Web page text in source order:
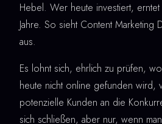
Hebel. Wer heute investiert,
Jahre. So sieht Content Marketing
aus.
Es lohnt sich, ehrlich zu prüfen,
heute nicht online gefunden wird,
potenzielle Kunden an die
sich schließen, aber nur, wenn